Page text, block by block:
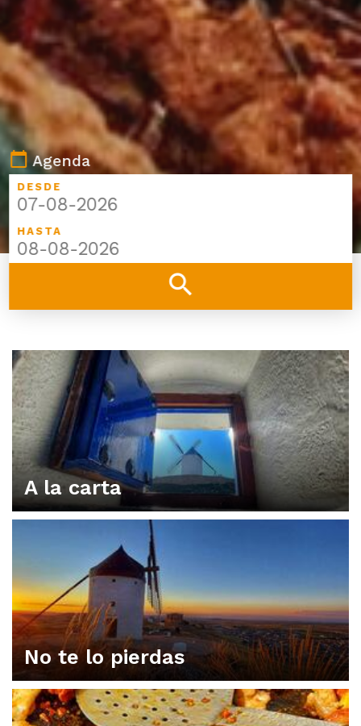
calendar_todayAgenda
DESDE
HASTA
search
A la carta
ORGANIZA TU PLAN EN CONSUEGRA
No te lo pierdas